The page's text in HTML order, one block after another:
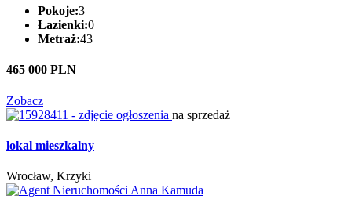
Pokoje:3
Łazienki:0
Metraż:43
465 000 PLN
Zobacz
na sprzedaż
lokal mieszkalny
Wrocław, Krzyki